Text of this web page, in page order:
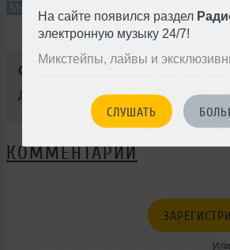
На сайте появился раздел
электронную музыку 24/7!
Микстейпы, лайвы и
СЛУШАТЬ
Микс В плейлист
Стиль:
Добавлен: 12 октября 2010, 01:34
КОММЕНТАРИИ
Или